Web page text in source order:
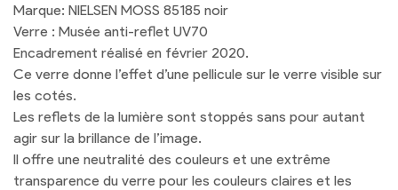
Marque: NIELSEN MOSS 85185 noir
Verre : Musée anti-reflet UV70
Encadrement réalisé en février 2020.
Ce verre donne l’effet d’une pellicule sur le verre visible sur
les cotés.
Les reflets de la lumière sont stoppés sans pour autant
agir sur la brillance de l’image.
Il offre une neutralité des couleurs et une extrême
transparence du verre pour les couleurs claires et les